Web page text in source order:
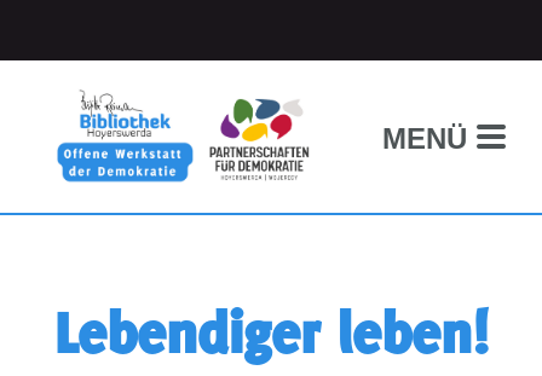
MENÜ
Lebendiger leben!